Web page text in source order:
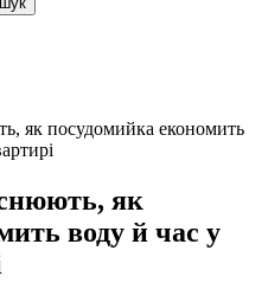
як посудомийка економить
як
воду й час у